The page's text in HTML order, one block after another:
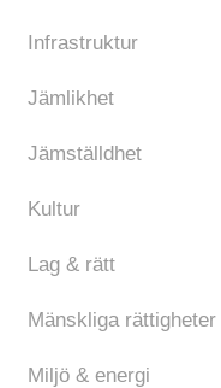
Infrastruktur
Jämlikhet
Jämställdhet
Kultur
Lag & rätt
Mänskliga rättigheter
Miljö & energi